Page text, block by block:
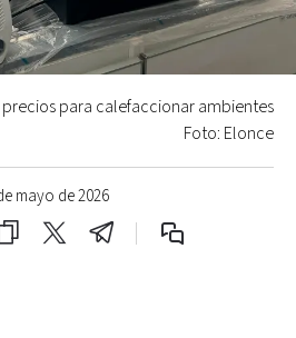
mayo de 2026
para calefaccionar ambientes
Foto: Elonce